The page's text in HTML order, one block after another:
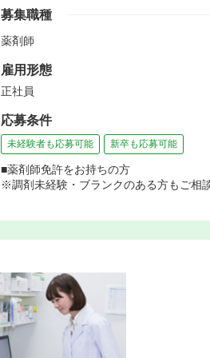
募集職種
薬剤師
雇用形態
正社員
応募条件
未経験者も応募可能 新卒も応募可能
■薬剤師免許をお持ちの方
※調剤未経験・ブランクのある方もご相